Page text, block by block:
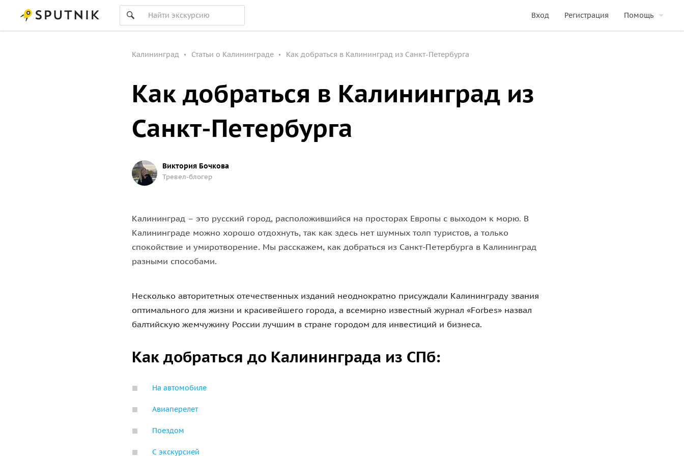
Вход Регистрация Помощь
Калининград Статьи о Калининграде Как добраться в Калининград из Санкт-Петербурга
Как добраться в Калининград из
Санкт-Петербурга
Виктория Бочкова
Тревел-блогер
Калининград – это русский город, расположившийся на просторах Европы с выходом к морю. В
Калининграде можно хорошо отдохнуть, так как здесь нет шумных толп туристов, а только
спокойствие и умиротворение. Мы расскажем, как добраться из Санкт-Петербурга в Калининград
разными способами.
Несколько авторитетных отечественных изданий неоднократно присуждали Калининграду звания
оптимального для жизни и красивейшего города, а всемирно известный журнал «Forbes» назвал
балтийскую жемчужину России лучшим в стране городом для инвестиций и бизнеса.
Как добраться до Калининграда из СПб:
На автомобиле
Авиаперелет
Поездом
С экскурсией